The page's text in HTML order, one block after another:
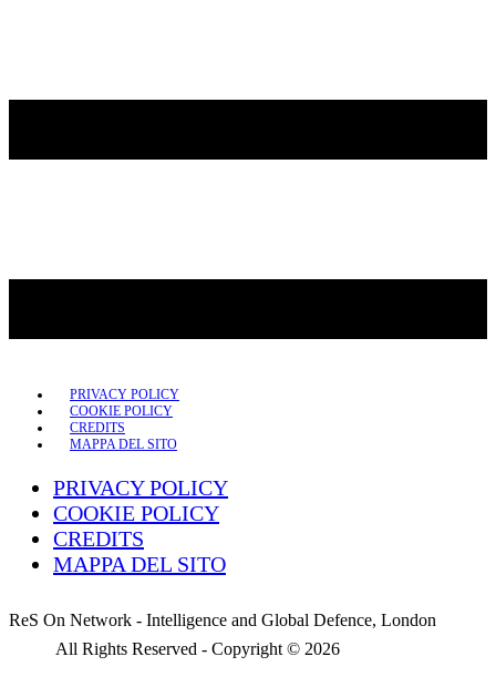
PRIVACY POLICY
COOKIE POLICY
CREDITS
MAPPA DEL SITO
PRIVACY POLICY
COOKIE POLICY
CREDITS
MAPPA DEL SITO
ReS On Network - Intelligence and Global Defence, London
All Rights Reserved - Copyright © 2026